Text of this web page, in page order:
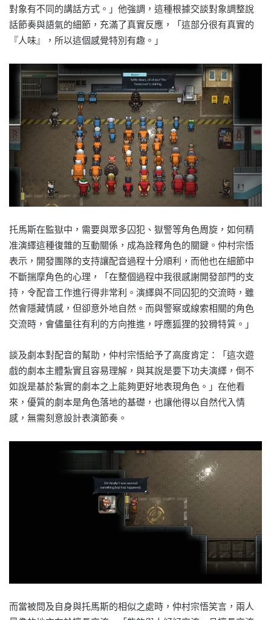
對象有不同的講話方式。」他強調，這種根據交談對象調整說
話節奏與語氣的細節，充滿了真實反應，「這部分很有真實的
『人味』，所以這個感覺特別有趣。」
托馬斯在監獄中，需要與眾多囚犯、獄警等角色周旋，如何精
准演繹這種復雜的互動關係，成為詮釋角色的關鍵。仲村宗悟
表示，開發團隊的支持讓配音過程十分順利，而他也在細節中
不斷揣摩角色的心理，「在整個過程中我很感謝開發部門的支
持，令配音工作進行得非常利。演繹與不同囚犯的交流時，雖
然會隱藏情感，但卻意外地自然。而與警察或線索相關的角色
交流時，會儘量往有利的方向推進，呼應狐狸的狡猾特質。」
談及劇本對配音的幫助，仲村宗悟給予了高度肯定：「這次遊
戲的劇本主體紮實且容易理解，與其說是要下功夫演繹，倒不
如說是基於紮實的劇本之上能夠更好地表現角色。」在他看
來，優質的劇本是角色落地的基礎，也讓他得以自然代入情
感，無需刻意設計表演節奏。
而當被問及自身與托馬斯的相似之處時，仲村宗悟笑言，兩人